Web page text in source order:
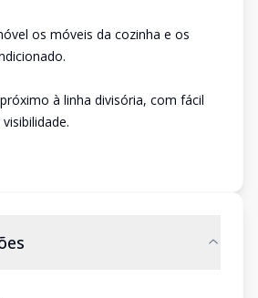
os móveis da cozinha e os
à linha divisória, com fácil